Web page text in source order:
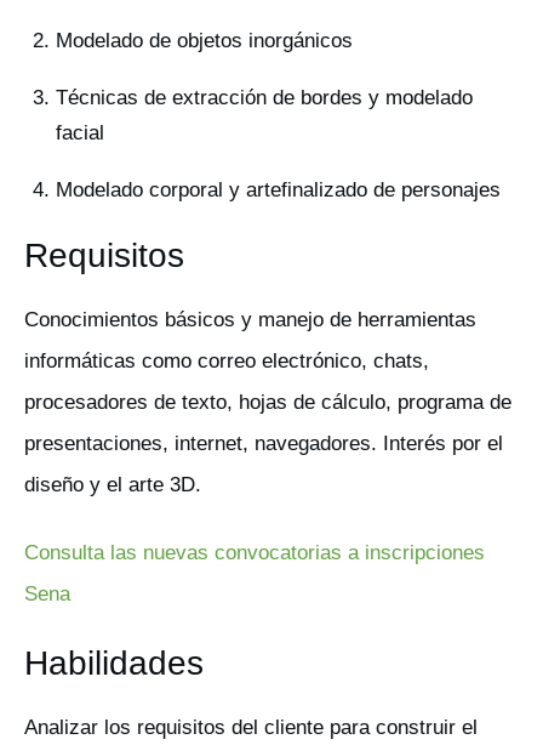
Modelado de objetos inorgánicos
Técnicas de extracción de bordes y modelado
facial
Modelado corporal y artefinalizado de personajes
Requisitos
Conocimientos básicos y manejo de herramientas
informáticas como correo electrónico, chats,
procesadores de texto, hojas de cálculo, programa de
presentaciones, internet, navegadores. Interés por el
diseño y el arte 3D.
Consulta las nuevas convocatorias a inscripciones
Sena
Habilidades
Analizar los requisitos del cliente para construir el